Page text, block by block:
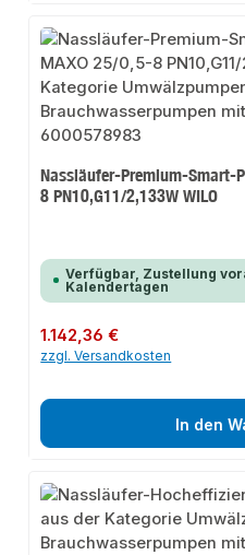
Nassläufer-Premium-Smart-
8 PN10,G11/2,133W WILO
Verfügbar, Zustellung
Kalendertagen
Regulärer Preis:
1.142,36 €
zzgl. Versandkosten
In den